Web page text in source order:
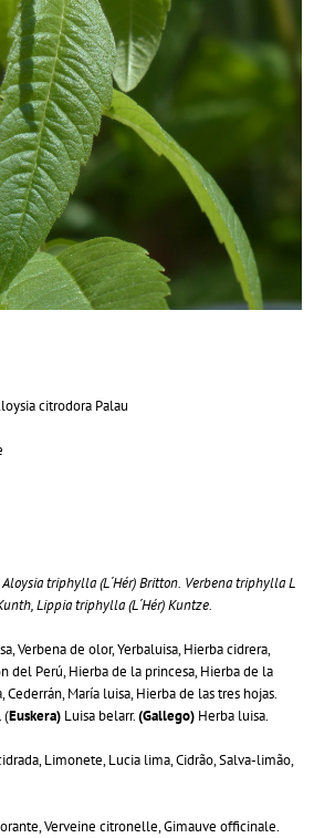
citrodora Palau
Aloysia triphylla (L´Hér) Britton. Verbena triphylla L
Lippia triphylla (L´Hér) Kuntze.
Verbena de olor, Yerbaluisa, Hierba cidrera,
del Perú, Hierba de la princesa, Hierba de la
Cederrán, María luisa, Hierba de las tres hojas.
(Euskera) Luisa belarr.(Gallego) Herba luisa.
Limonete, Lucia lima, Cidrão, Salva-limão,
Verveine citronelle, Gimauve officinale.